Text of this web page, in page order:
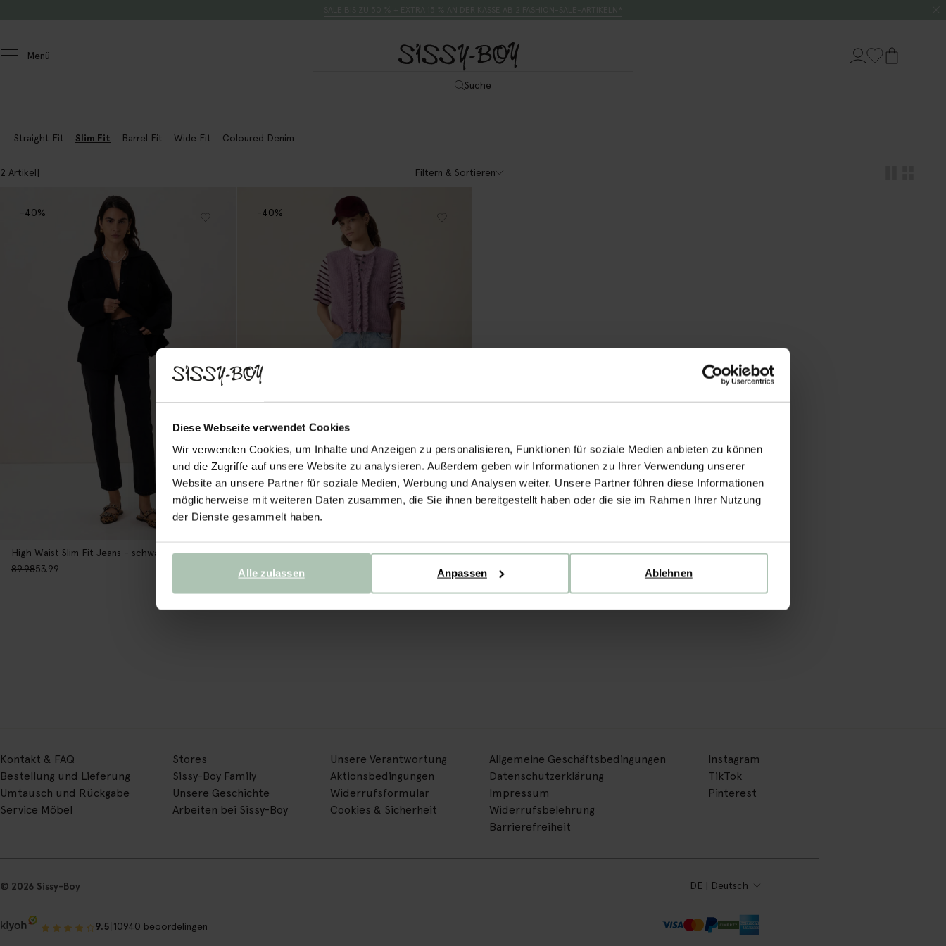
Diese Webseite verwendet Cookies
Wir verwenden Cookies, um Inhalte und Anzeigen zu personalisieren, Funktionen für soziale Medien anbieten zu können
und die Zugriffe auf unsere Website zu analysieren. Außerdem geben wir Informationen zu Ihrer Verwendung unserer
Website an unsere Partner für soziale Medien, Werbung und Analysen weiter. Unsere Partner führen diese Informationen
möglicherweise mit weiteren Daten zusammen, die Sie ihnen bereitgestellt haben oder die sie im Rahmen Ihrer Nutzung
der Dienste gesammelt haben.
Ablehnen
Anpassen
Alle zulassen
Menü
Suche
Straight Fit Slim Fit Barrel Fit Wide Fit Coloured Denim
2 Artikel Filtern & Sortieren
High Waist Slim Fit Jeans - schwarz
89.9853.99
-40%
High Waist-Jeans Slim Fit - blau
99.9859.99
-40%
Kontakt & FAQ
Bestellung und Lieferung
Umtausch und Rückgabe
Service Möbel
Stores
Sissy-Boy Family
Unsere Geschichte
Arbeiten bei Sissy-Boy
Unsere Verantwortung
Aktionsbedingungen
Widerrufsformular
Cookies & Sicherheit
Allgemeine Geschäftsbedingungen
Datenschutzerklärung
Impressum
Widerrufsbelehrung
Barrierefreiheit
Instagram
TikTok
Pinterest
DE | Deutsch
© 2026 Sissy-Boy
9.5 10940 beoordelingen